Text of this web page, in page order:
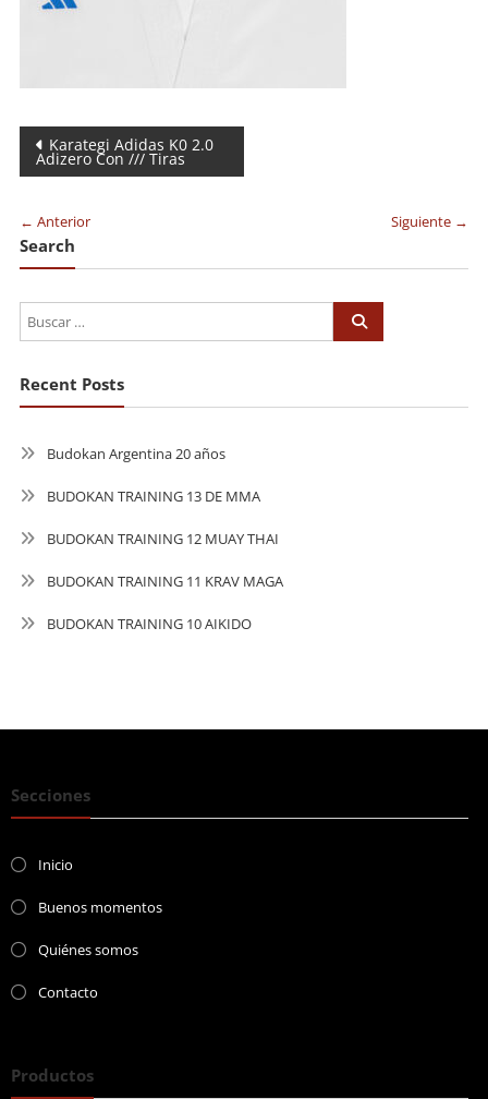
Navegación
de
entradas
Karategi Adidas K0 2.0
Adizero Con /// Tiras
← Anterior Siguiente →
Search
Recent Posts
Budokan Argentina 20 años
BUDOKAN TRAINING 13 DE MMA
BUDOKAN TRAINING 12 MUAY THAI
BUDOKAN TRAINING 11 KRAV MAGA
BUDOKAN TRAINING 10 AIKIDO
Secciones
Inicio
Buenos momentos
Quiénes somos
Contacto
Productos